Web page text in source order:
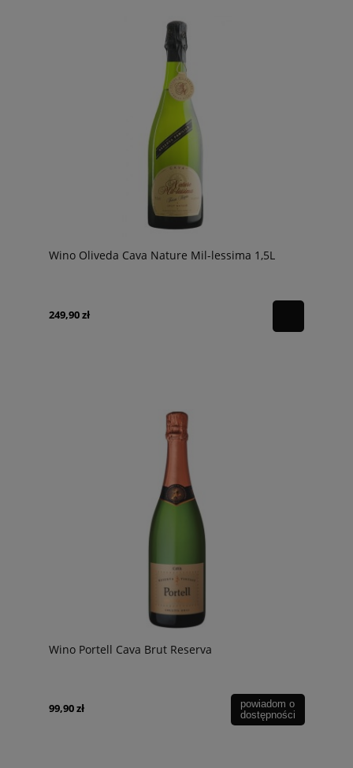
Wino Oliveda Cava Nature Mil-lessima 1,5L
249,90 zł
Wino Portell Cava Brut Reserva
99,90 zł
powiadom o
dostępności